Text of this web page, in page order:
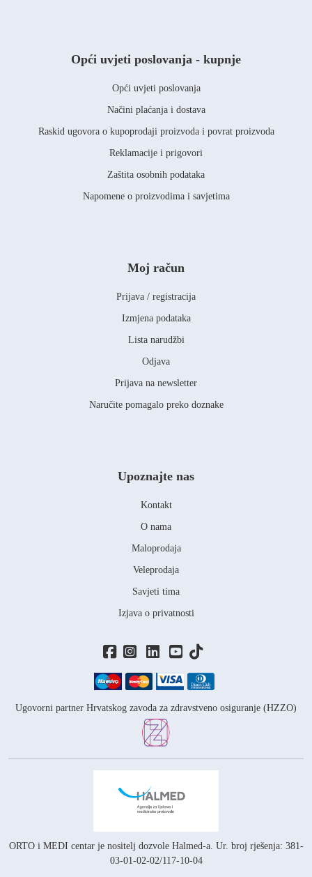
Opći uvjeti poslovanja - kupnje
Opći uvjeti poslovanja
Načini plaćanja i dostava
Raskid ugovora o kupoprodaji proizvoda i povrat proizvoda
Reklamacije i prigovori
Zaštita osobnih podataka
Napomene o proizvodima i savjetima
Moj račun
Prijava / registracija
Izmjena podataka
Lista narudžbi
Odjava
Prijava na newsletter
Naručite pomagalo preko doznake
Ugovorni partner Hrvatskog zavoda za zdravstveno osiguranje (HZZO)
ORTO i MEDI centar je nositelj dozvole Halmed-a. Ur. broj rješenja: 381-
03-01-02-02/117-10-04
Upoznajte nas
Kontakt
O nama
Maloprodaja
Veleprodaja
Savjeti tima
Izjava o privatnosti